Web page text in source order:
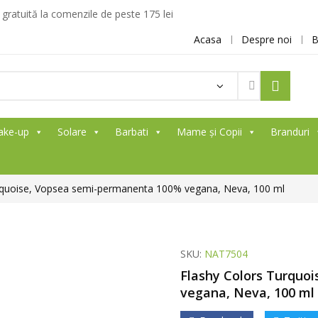
la comenzile de peste 175 lei
Acasa
Despre noi
Products
up
Solare Barbati Mame și Copii Branduri
Vopsea semi-permanenta 100% vegana, Neva, 100 ml
SKU: NAT7504
Flashy Colors
vegana, Neva, 100 ml